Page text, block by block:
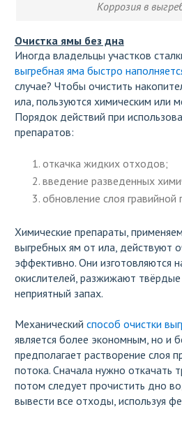
Коррозия в
Очистка ямы без дна
Иногда владельцы участков
выгребная яма быстро
случае? Чтобы очистить
ила, пользуются химическим или
Порядок действий при
препаратов:
откачка жидких отходов;
введение разведенных
обновление слоя гравийной
Химические препараты,
выгребных ям от ила, действуют
эффективно. Они изготовляются
окислителей, разжижают
неприятный запах.
Механический способ очистки
является более экономным, но и
предполагает растворение слоя
потока. Сначала нужно откачать
потом следует прочистить дно
вывести все отходы, используя